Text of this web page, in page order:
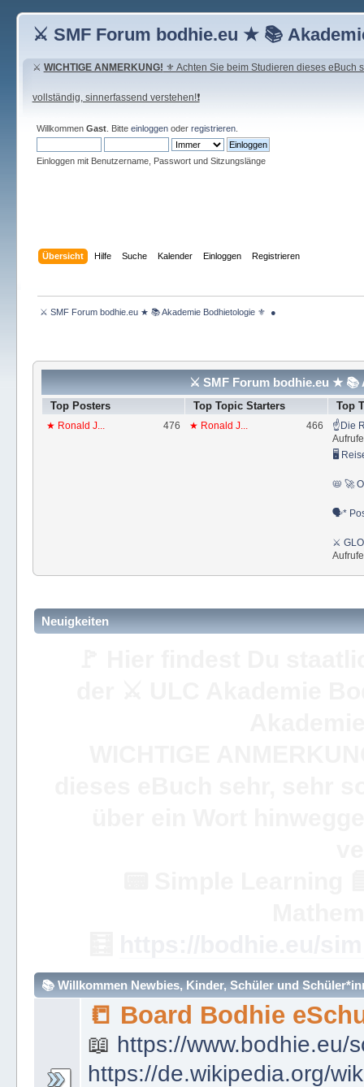
⚔ SMF Forum bodhie.eu ★ 📚
⚔ WICHTIGE ANMERKUNG! ⚜ Achten Sie beim Studieren dieses eBuch
vollständig, sinnerfassend verstehen!❗
Willkommen Gast. Bitte einloggenoder registrieren.
Einloggen mit Benutzername, Passwort und Sitzungslänge
Übersicht Hilfe Suche Kalender Einloggen Registrieren
⚔ SMF Forum bodhie.eu ★ 📚 Akademie Bodhietologie ⚜  ●
⚔ SMF Forum bodhie.eu ★ 📚
Top Posters Top Topic Starters Top
★ Ronald J... 476 ★ Ronald J... 466
☝Die
Aufrufe
🖥
📛 🚀
🗣*
⚔
Aufrufe
Neuigkeiten
📚 Willkommen Newbies, Kinder, Schüler und
📒 Board Bodhie
📖 https://www.bodhie.eu/
https://de.wikipedia.org/